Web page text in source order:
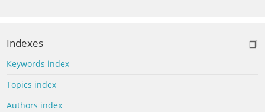
Indexes
Keywords index
Topics index
Authors index